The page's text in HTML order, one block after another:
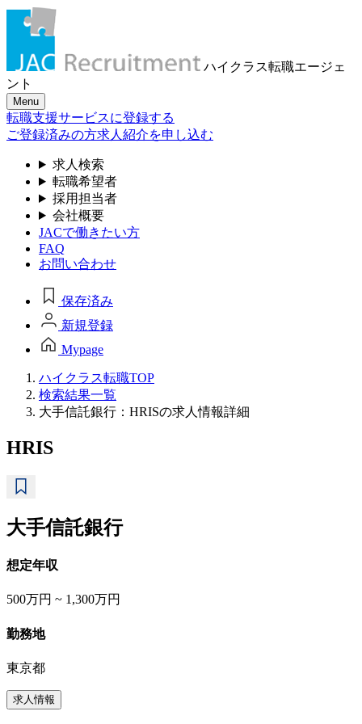
ハイクラス転職エージェ
ント
Menu
転職支援サービスに登録する
ご登録済みの方求人紹介を申し込む
求人検索
転職希望者
採用担当者
会社概要
JACで働きたい方
FAQ
お問い合わせ
保存済み
新規登録
Mypage
ハイクラス転職TOP
検索結果一覧
大手信託銀行：HRISの求人情報詳細
HRIS
大手信託銀行
想定年収
500万円 ~ 1,300万円
勤務地
東京都
求人情報